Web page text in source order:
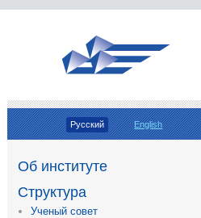
Русский English
Об институте
Структура
Ученый совет